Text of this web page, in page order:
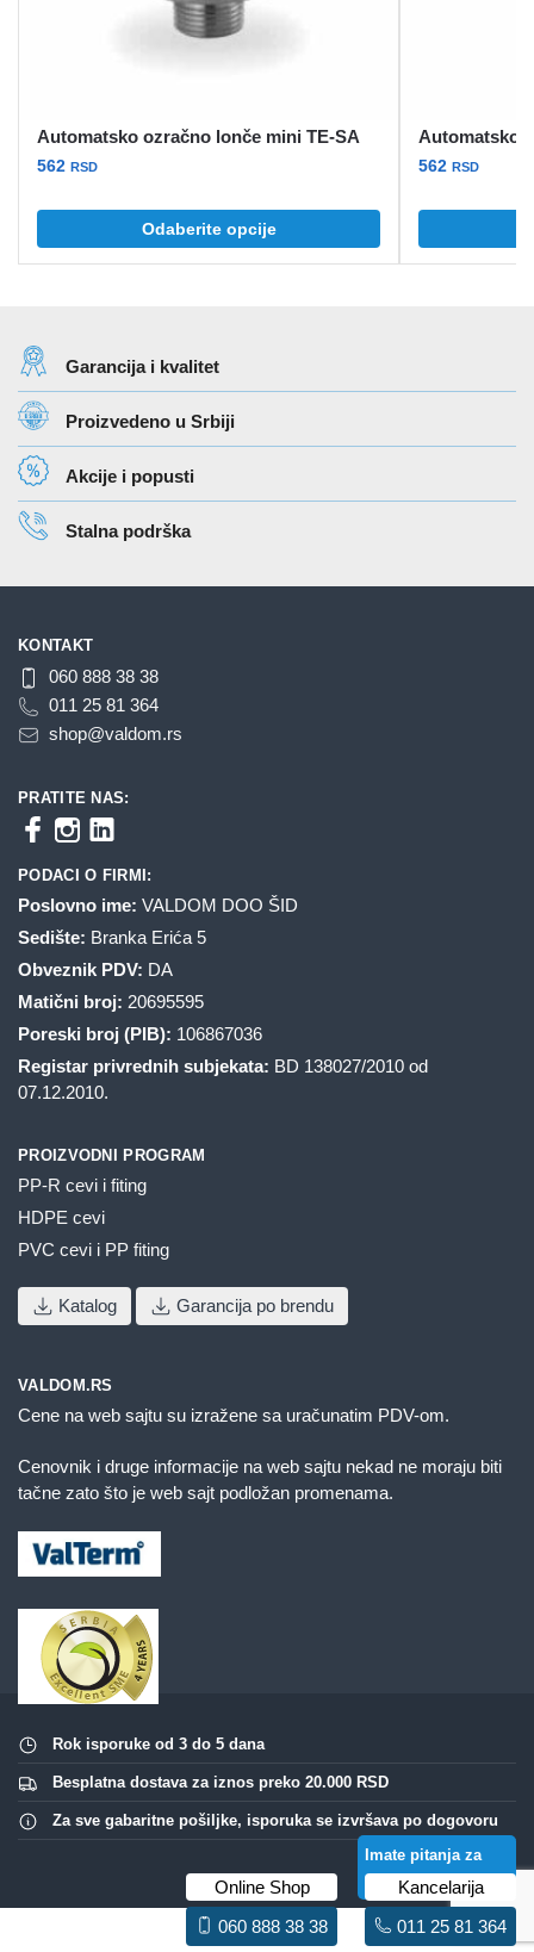
Imate pitanja za
ovaj proizvod?
Automatsko ozračno lonče mini TE-SA
562 RSD
Odaberite opcije
Ovaj
ima
Opcije
mogu
biti
izabrane
na
stranici
proizvoda.
Automatsko
562 RSD
Garancija i kvalitet
Proizvedeno u Srbiji
Akcije i popusti
Stalna podrška
KONTAKT
060 888 38 38
011 25 81 364
shop@valdom.rs
PRATITE NAS:
PODACI O FIRMI:
Poslovno ime: VALDOM DOO ŠID
Sedište: Branka Erića 5
Obveznik PDV: DA
Matični broj: 20695595
Poreski broj (PIB): 106867036
Registar privrednih subjekata: BD 138027/2010 od
07.12.2010.
PROIZVODNI PROGRAM
PP-R cevi i fiting
HDPE cevi
PVC cevi i PP fiting
Katalog Garancija po brendu
VALDOM.RS
Cene na web sajtu su izražene sa uračunatim PDV-om.
Cenovnik i druge informacije na web sajtu nekad ne moraju biti
tačne zato što je web sajt podložan promenama.
Rok isporuke od 3 do 5 dana
Besplatna dostava za iznos preko 20.000 RSD
Za sve gabaritne pošiljke, isporuka se izvršava po dogovoru
Online Shop
060 888 38 38
Kancelarija
011 25 81 364